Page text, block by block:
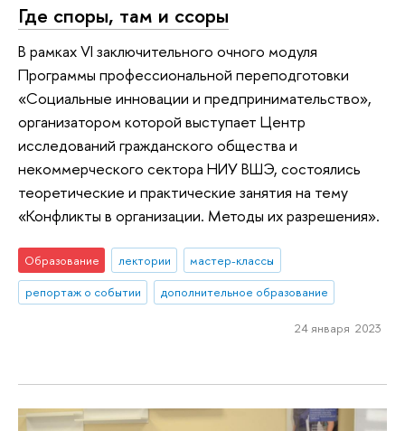
Где споры, там и ссоры
В рамках VI заключительного очного модуля
Программы профессиональной переподготовки
«Социальные инновации и предпринимательство»,
организатором которой выступает Центр
исследований гражданского общества и
некоммерческого сектора НИУ ВШЭ, состоялись
теоретические и практические занятия на тему
«Конфликты в организации. Методы их разрешения».
Образование лектории
мастер-классы
репортаж о событии
дополнительное образование
24 января 2023